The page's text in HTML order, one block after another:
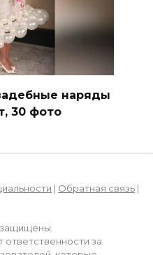
наряды
30 фото
| Обратная связь |
ответственности за